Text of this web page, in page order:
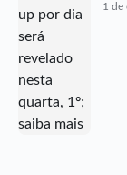
1 de